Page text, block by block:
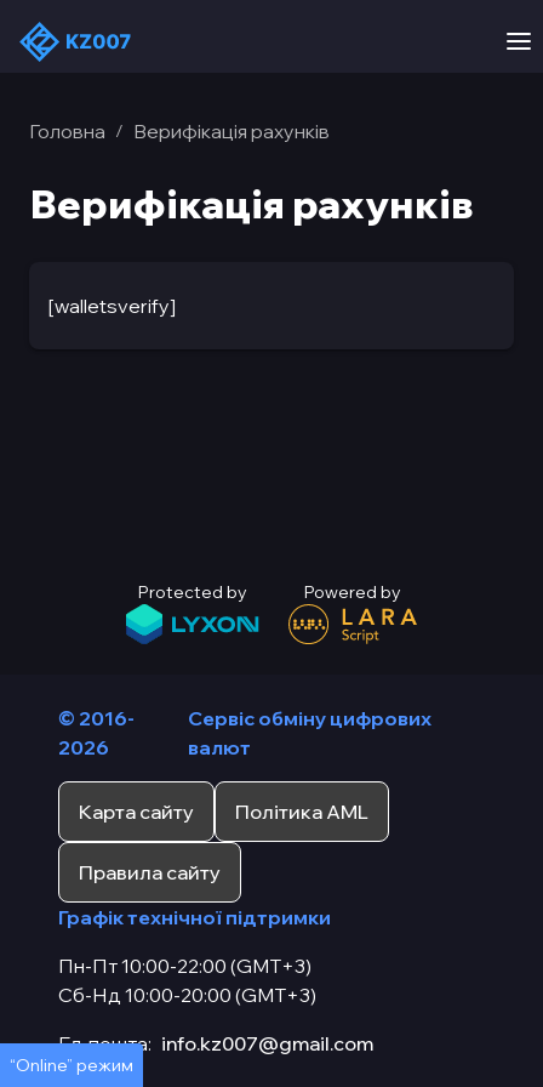
Головна / Верифікація рахунків
Верифікація рахунків
[walletsverify]
Protected by Powered by
© 2016-
2026
Сервіс обміну цифрових
валют
Карта сайту Політика AML
Правила сайту
Графік технічної підтримки
Пн-Пт 10:00-22:00 (GMT+3)
Сб-Нд 10:00-20:00 (GMT+3)
Ел. пошта: info.kz007@gmail.com
“Online” режим